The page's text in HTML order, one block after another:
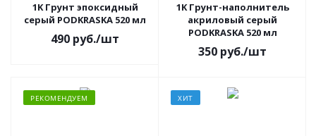
1K Грунт эпоксидный
серый PODKRASKA 520 мл
490 руб./шт
1K Грунт-наполнитель
акриловый серый
PODKRASKA 520 мл
350 руб./шт
РЕКОМЕНДУЕМ ХИТ